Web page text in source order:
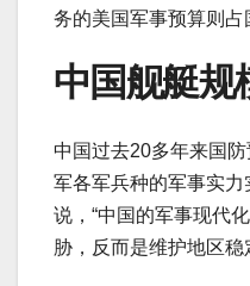
务的美国军事预算则占
中国舰艇规
中国过去20多年来国
军各军兵种的军事实
说，“中国的军事现代
胁，反而是维护地区稳